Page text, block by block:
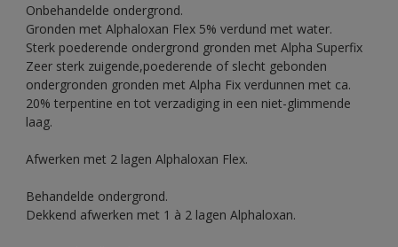
Onbehandelde ondergrond.
Gronden met Alphaloxan Flex 5% verdund met water.
Sterk poederende ondergrond gronden met Alpha Superfix
Zeer sterk zuigende,poederende of slecht gebonden
ondergronden gronden met Alpha Fix verdunnen met ca.
20% terpentine en tot verzadiging in een niet-glimmende
laag.
Afwerken met 2 lagen Alphaloxan Flex.
Behandelde ondergrond.
Dekkend afwerken met 1 à 2 lagen Alphaloxan.